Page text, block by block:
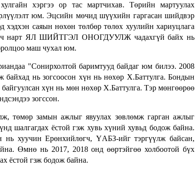
хэргээ ор тас мартчихав. Төрийн мартуулах
юм.Эцсийн мөчид шүүхийн гаргасан шийдвэр
хэдхэн саяын нөхөн төлбөр төлөх хуулийн хариуцлага
нарт ЯЛ ШИЙТГЭЛ ОНОГДУУЛЖ чадахгүй байх нь
маш чухал юм.
"Сонирхолтой баримтууд байдаг юм билээ. 2008
нь зогсоосон хүн нь нөхөр Х.Баттулга. Бондын
хүн нь мөн нөхөр Х.Баттулга. Тэр мөнгөөрөө
зогссон.
төмөр замын ажлыг явуулах зөвлөмж гарган ажлыг
шалгагдах ёстой гэж хувь хүний хувьд бодож байна.
нь хуучин Ерөнхийлөгч, ҮАБЗ-ийг тэргүүлж байсан,
Өмнө нь 2017, 2018 онд өөртэйгөө холбоотой бүх
ёстой гэж бодож байна.